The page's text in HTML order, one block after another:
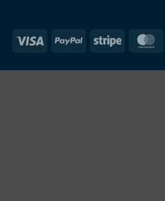
Visa PayPal Stripe